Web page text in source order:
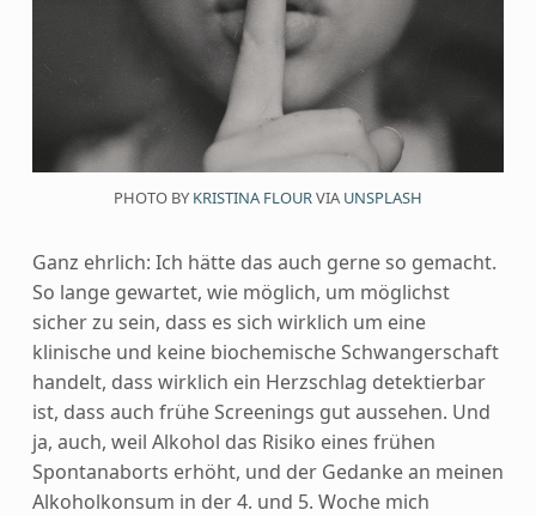
PHOTO BY KRISTINA FLOURVIA UNSPLASH
Ganz ehrlich: Ich hätte das auch gerne so gemacht.
So lange gewartet, wie möglich, um möglichst
sicher zu sein, dass es sich wirklich um eine
klinische und keine biochemische Schwangerschaft
handelt, dass wirklich ein Herzschlag detektierbar
ist, dass auch frühe Screenings gut aussehen. Und
ja, auch, weil Alkohol das Risiko eines frühen
Spontanaborts erhöht, und der Gedanke an meinen
Alkoholkonsum in der 4. und 5. Woche mich